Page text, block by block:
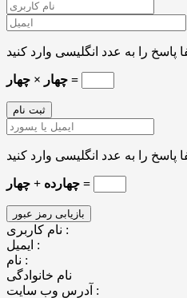
چهار × چهار =
چهارده + چهار =
نام کاربری :
ایمیل :
نام :
نام خانوادگی
آدرس وب سایت :